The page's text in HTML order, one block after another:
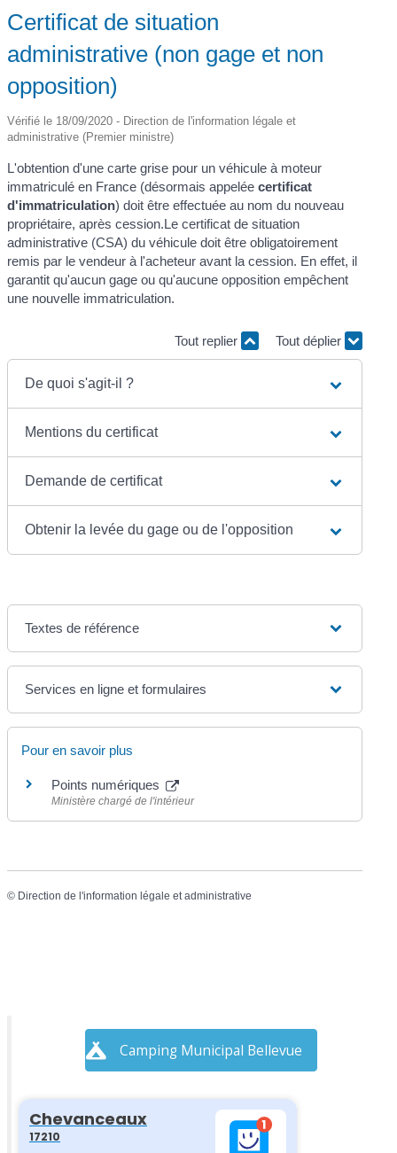
Certificat de situation
administrative (non gage et non
opposition)
Vérifié le 18/09/2020 - Direction de l'information légale et
administrative (Premier ministre)
L'obtention d'une carte grise pour un véhicule à moteur
immatriculé en France (désormais appeléecertificat
d'immatriculation) doit être effectuée au nom du nouveau
propriétaire, après cession.Le certificat de situation
administrative (CSA) du véhicule doit être obligatoirement
remis par le vendeur à l'acheteur avant la cession. En effet, il
garantit qu'aucun gage ou qu'aucune opposition empêchent
une nouvelle immatriculation.
Tout replier Tout déplier
De quoi s'agit-il ?
Mentions du certificat
Demande de certificat
Obtenir la levée du gage ou de l'opposition
Textes de référence
Services en ligne et formulaires
Pour en savoir plus
Points numériques
Ministère chargé de l'intérieur
© Direction de l'information légale et administrative
Camping Municipal Bellevue